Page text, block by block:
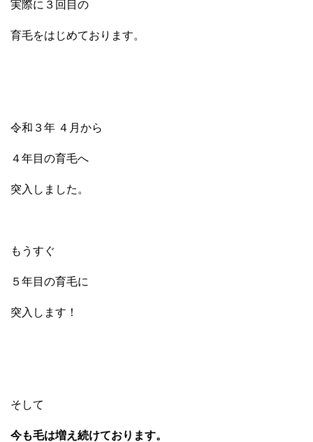
実際に３回目の
育毛をはじめております。
令和３年 ４月から
４年目の育毛へ
突入しました。
もうすぐ
５年目の育毛に
突入します！
そして
今も毛は増え続けております。